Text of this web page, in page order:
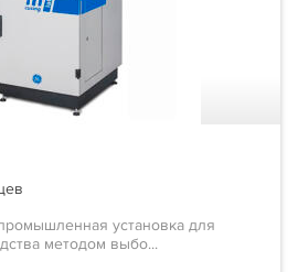
установка для
методом выбо...